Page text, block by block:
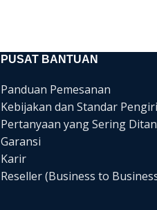
PUSAT BANTUAN
Panduan Pemesanan
Kebijakan dan Standar
Pertanyaan yang Sering
Garansi
Karir
Reseller (Business to